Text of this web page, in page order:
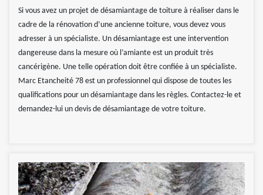
Si vous avez un projet de désamiantage de toiture à réaliser dans le
cadre de la rénovation d’une ancienne toiture, vous devez vous
adresser à un spécialiste. Un désamiantage est une intervention
dangereuse dans la mesure où l’amiante est un produit très
cancérigène. Une telle opération doit être confiée à un spécialiste.
Marc Etancheité 78 est un professionnel qui dispose de toutes les
qualifications pour un désamiantage dans les règles. Contactez-le et
demandez-lui un devis de désamiantage de votre toiture.